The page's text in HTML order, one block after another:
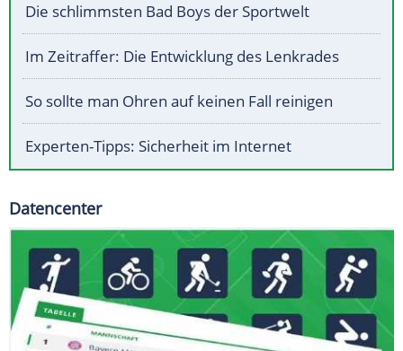
Die schlimmsten Bad Boys der Sportwelt
Im Zeitraffer: Die Entwicklung des Lenkrades
So sollte man Ohren auf keinen Fall reinigen
Experten-Tipps: Sicherheit im Internet
Datencenter